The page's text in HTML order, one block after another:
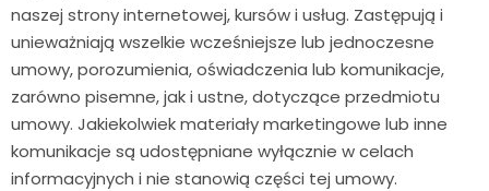
naszej strony internetowej, kursów i usług. Zastępują i
unieważniają wszelkie wcześniejsze lub jednoczesne
umowy, porozumienia, oświadczenia lub komunikacje,
zarówno pisemne, jak i ustne, dotyczące przedmiotu
umowy. Jakiekolwiek materiały marketingowe lub inne
komunikacje są udostępniane wyłącznie w celach
informacyjnych i nie stanowią części tej umowy.